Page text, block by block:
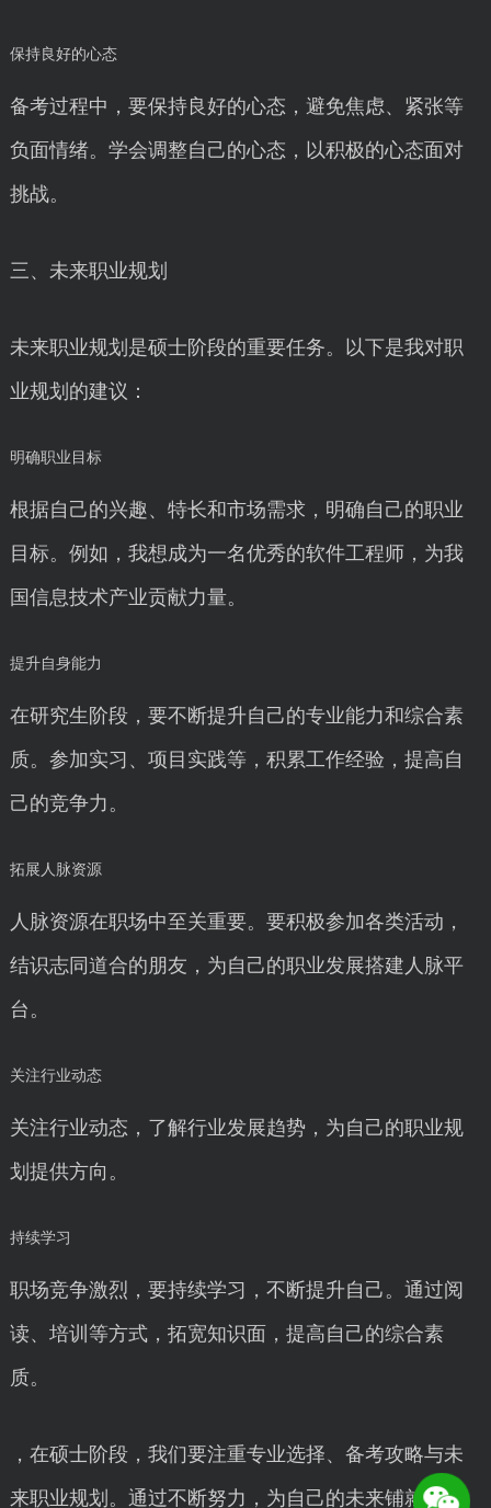
保持良好的心态
备考过程中，要保持良好的心态，避免焦虑、紧张等
负面情绪。学会调整自己的心态，以积极的心态面对
挑战。
三、未来职业规划
未来职业规划是硕士阶段的重要任务。以下是我对职
业规划的建议：
明确职业目标
根据自己的兴趣、特长和市场需求，明确自己的职业
目标。例如，我想成为一名优秀的软件工程师，为我
国信息技术产业贡献力量。
提升自身能力
在研究生阶段，要不断提升自己的专业能力和综合素
质。参加实习、项目实践等，积累工作经验，提高自
己的竞争力。
拓展人脉资源
人脉资源在职场中至关重要。要积极参加各类活动，
结识志同道合的朋友，为自己的职业发展搭建人脉平
台。
关注行业动态
关注行业动态，了解行业发展趋势，为自己的职业规
划提供方向。
持续学习
职场竞争激烈，要持续学习，不断提升自己。通过阅
读、培训等方式，拓宽知识面，提高自己的综合素
质。
，在硕士阶段，我们要注重专业选择、备考攻略与未
来职业规划。通过不断努力，为自己的未来铺就一条